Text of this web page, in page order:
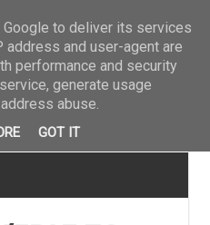
to deliver its services
address and user-agent are
performance and security
generate usage
abuse.
GOT IT